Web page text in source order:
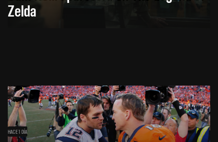
Zelda
HACE 1 DÍA